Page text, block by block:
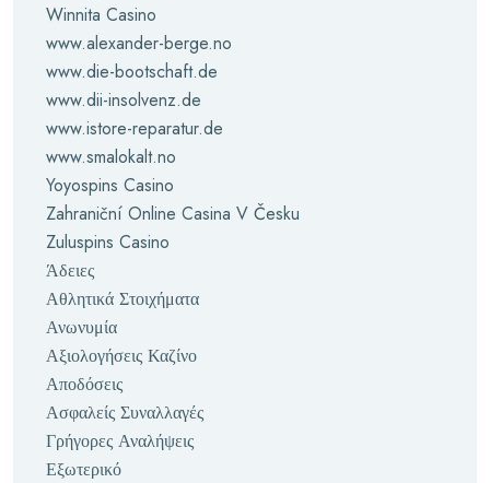
Winnita Casino
www.alexander-berge.no
www.die-bootschaft.de
www.dii-insolvenz.de
www.istore-reparatur.de
www.smalokalt.no
Yoyospins Casino
Zahraniční Online Casina V Česku
Zuluspins Casino
Άδειες
Αθλητικά Στοιχήματα
Ανωνυμία
Αξιολογήσεις Καζίνο
Αποδόσεις
Ασφαλείς Συναλλαγές
Γρήγορες Αναλήψεις
Εξωτερικό